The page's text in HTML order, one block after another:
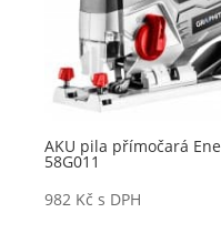
AKU pila přímočará
58G011
982 Kč s DPH